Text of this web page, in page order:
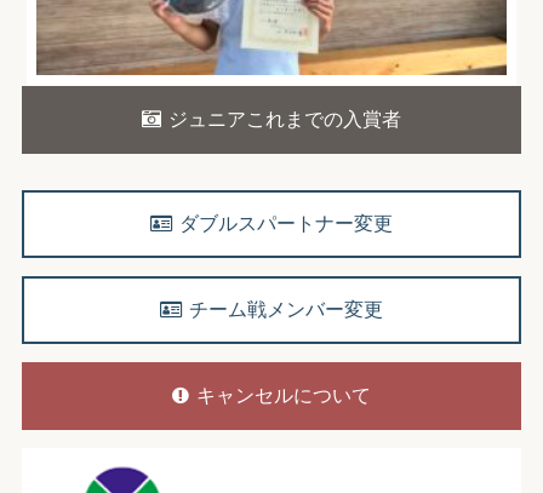
ジュニアこれまでの入賞者
ダブルスパートナー変更
チーム戦メンバー変更
キャンセルについて